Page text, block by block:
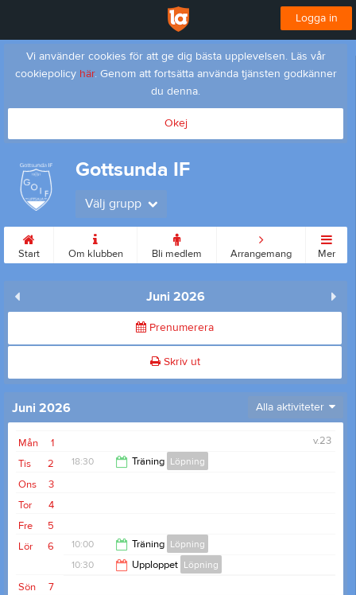
Logga in
Vi använder cookies för att ge dig bästa upplevelsen. Läs vår
cookiepolicy här. Genom att fortsätta använda tjänsten godkänner
du denna.
Okej
Gottsunda IF
Välj grupp
Start Om klubben Bli medlem Arrangemang Mer
Juni 2026
Prenumerera
Skriv ut
Juni 2026 Alla aktiviteter
1
Mån
v.23
2
Tis 18:30 Träning Löpning
3
Ons
4
Tor
5
Fre
6
Lör 10:00 Träning Löpning
10:30 Upploppet Löpning
7
Sön